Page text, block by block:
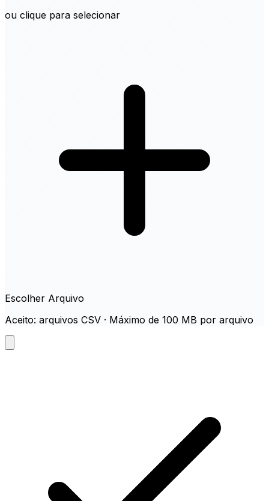
ou clique para selecionar
Escolher Arquivo
Aceito: arquivos CSV · Máximo de 100 MB por arquivo